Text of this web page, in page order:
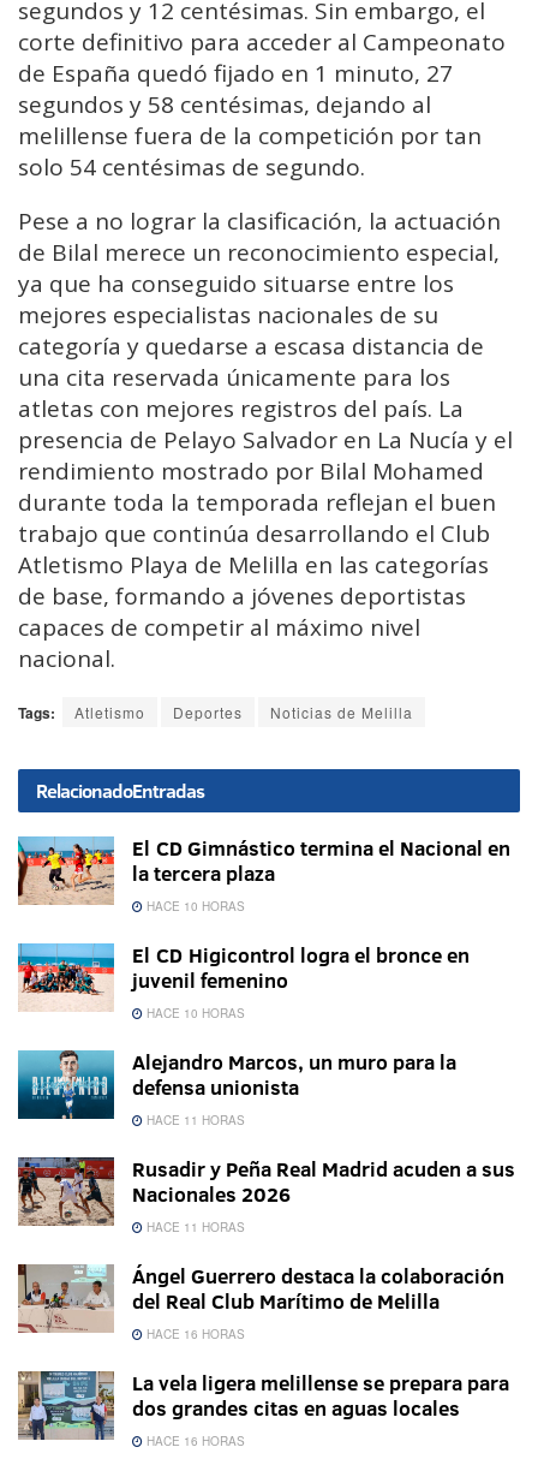
segundos y 12 centésimas. Sin embargo, el
corte definitivo para acceder al Campeonato
de España quedó fijado en 1 minuto, 27
segundos y 58 centésimas, dejando al
melillense fuera de la competición por tan
solo 54 centésimas de segundo.
Pese a no lograr la clasificación, la actuación
de Bilal merece un reconocimiento especial,
ya que ha conseguido situarse entre los
mejores especialistas nacionales de su
categoría y quedarse a escasa distancia de
una cita reservada únicamente para los
atletas con mejores registros del país. La
presencia de Pelayo Salvador en La Nucía y el
rendimiento mostrado por Bilal Mohamed
durante toda la temporada reflejan el buen
trabajo que continúa desarrollando el Club
Atletismo Playa de Melilla en las categorías
de base, formando a jóvenes deportistas
capaces de competir al máximo nivel
nacional.
Tags: Atletismo Deportes Noticias de Melilla
RelacionadoEntradas
El CD Gimnástico termina el Nacional en
la tercera plaza
HACE 10 HORAS
El CD Higicontrol logra el bronce en
juvenil femenino
HACE 10 HORAS
Alejandro Marcos, un muro para la
defensa unionista
HACE 11 HORAS
Rusadir y Peña Real Madrid acuden a sus
Nacionales 2026
HACE 11 HORAS
Ángel Guerrero destaca la colaboración
del Real Club Marítimo de Melilla
HACE 16 HORAS
La vela ligera melillense se prepara para
dos grandes citas en aguas locales
HACE 16 HORAS